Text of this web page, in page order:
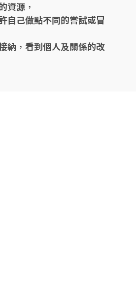
資源，
自己做點不同的嘗試或冒
納，看到個人及關係的改